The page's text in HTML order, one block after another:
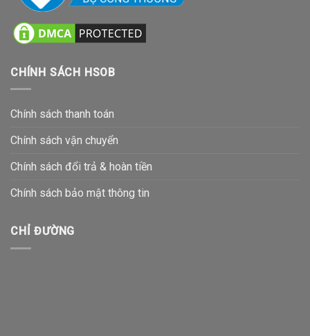
CHÍNH SÁCH HSOB
Chính sách thanh toán
Chính sách vận chuyển
Chính sách đổi trả & hoàn tiền
Chính sách bảo mật thông tin
CHỈ ĐƯỜNG